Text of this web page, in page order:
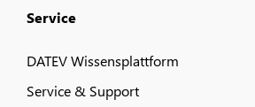
Service
DATEV Wissensplattform
Service & Support